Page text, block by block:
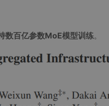
数百亿参数MoE模型训练。